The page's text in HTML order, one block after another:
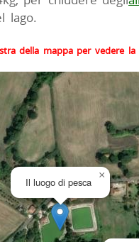
lago.
della mappa per vedere
Il luogo di pesca
×